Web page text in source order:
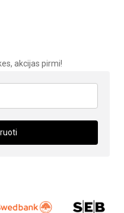
akcijas pirmi!